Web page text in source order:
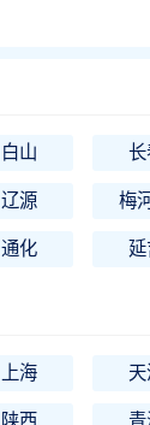
白山 长
辽源 梅
通化
上海